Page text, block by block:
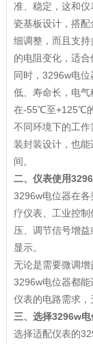
准、稳定，这和
瓷基板设计，搭
细调整，而且支
的电阻变化，适合
同时，3296w电
低、寿命长，电气
在-55℃至+125℃
不同环境下的工
装封装设计，也
间。
二、仪表使用
3296w电位器在
疗仪表、工业控
压、调节信号增
显示。
无论是需要微调增
3296w电位器都
仪表的电路需求，
三、选择3296w
选择适配仪表的